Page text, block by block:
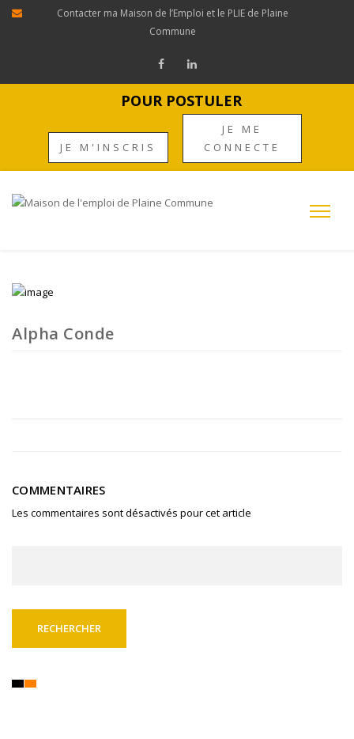
Contacter ma Maison de l’Emploi et le PLIE de Plaine
Commune
POUR POSTULER
JE M'INSCRIS
JE ME
CONNECTE
Alpha Conde
COMMENTAIRES
Les commentaires sont désactivés pour cet article